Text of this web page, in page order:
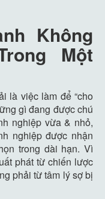
Không
Một
là việc làm để “cho
gì đang được chú
nghiệp vừa & nhỏ,
nghiệp được nhận
trong dài hạn. Vì
phát từ chiến lược
phải từ tâm lý sợ bị